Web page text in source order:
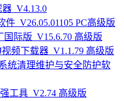
_V4.13.0
_V26.05.01105 PC高级版
国际版_V15.6.70 高级版
频下载器_V1.1.79 高级版
系统清理维护与安全防护软
工具_V2.74 高级版